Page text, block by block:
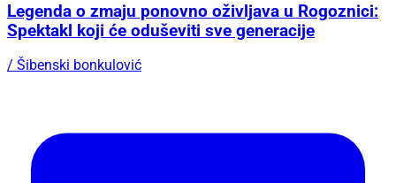
Legenda o zmaju ponovno oživljava u Rogoznici:
Spektakl koji će oduševiti sve generacije
/ Šibenski bonkulović